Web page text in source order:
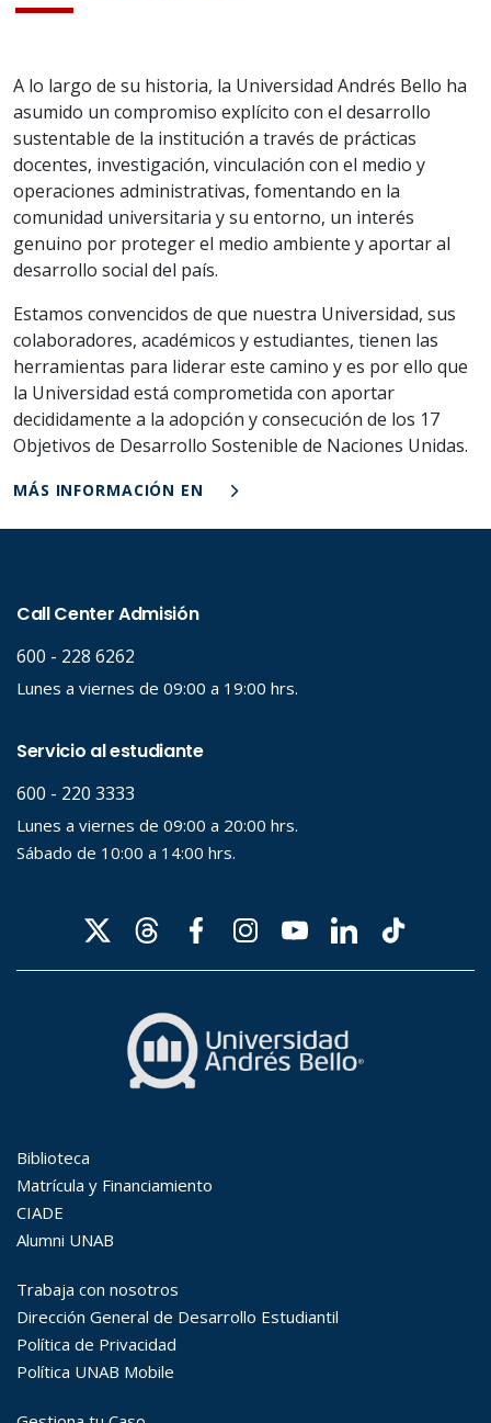
A lo largo de su historia, la Universidad Andrés Bello ha
asumido un compromiso explícito con el desarrollo
sustentable de la institución a través de prácticas
docentes, investigación, vinculación con el medio y
operaciones administrativas, fomentando en la
comunidad universitaria y su entorno, un interés
genuino por proteger el medio ambiente y aportar al
desarrollo social del país.
Estamos convencidos de que nuestra Universidad, sus
colaboradores, académicos y estudiantes, tienen las
herramientas para liderar este camino y es por ello que
la Universidad está comprometida con aportar
decididamente a la adopción y consecución de los 17
Objetivos de Desarrollo Sostenible de Naciones Unidas.
MÁS INFORMACIÓN EN